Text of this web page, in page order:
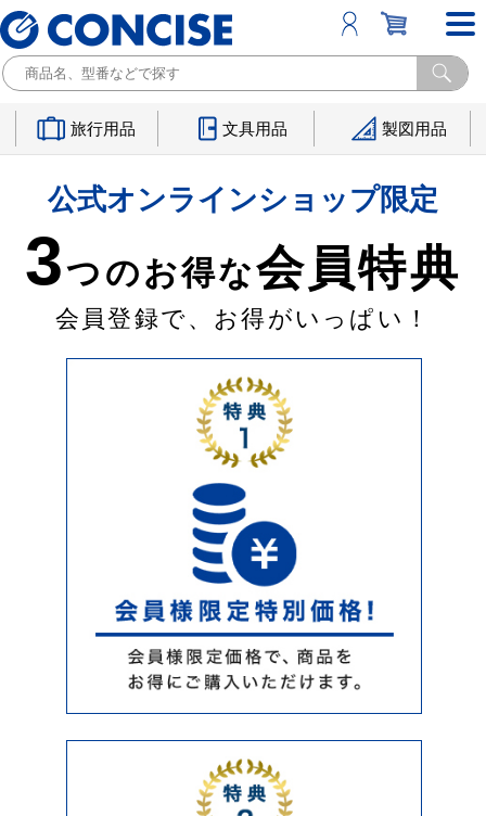
旅行用品 文具用品 製図用品
公式オンラインショップ限定
3つのお得な会員特典
会員登録で、お得がいっぱい！